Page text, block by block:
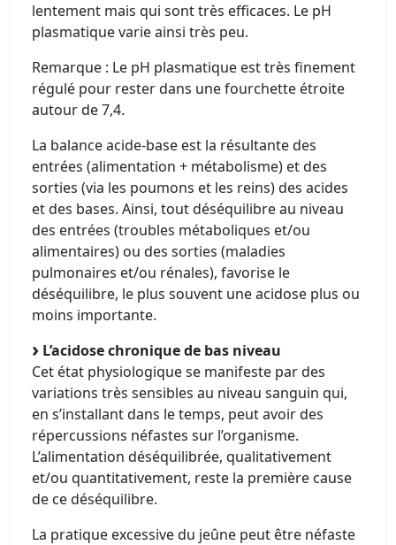
lentement mais qui sont très efficaces. Le pH
plasmatique varie ainsi très peu.
Remarque : Le pH plasmatique est très finement
régulé pour rester dans une fourchette étroite
autour de 7,4.
La balance acide-base est la résultante des
entrées (alimentation + métabolisme) et des
sorties (via les poumons et les reins) des acides
et des bases. Ainsi, tout déséquilibre au niveau
des entrées (troubles métaboliques et/ou
alimentaires) ou des sorties (maladies
pulmonaires et/ou rénales), favorise le
déséquilibre, le plus souvent une acidose plus ou
moins importante.
L’acidose chronique de bas niveau
Cet état physiologique se manifeste par des
variations très sensibles au niveau sanguin qui,
en s’installant dans le temps, peut avoir des
répercussions néfastes sur l’organisme.
L’alimentation déséquilibrée, qualitativement
et/ou quantitativement, reste la première cause
de ce déséquilibre.
La pratique excessive du jeûne peut être néfaste